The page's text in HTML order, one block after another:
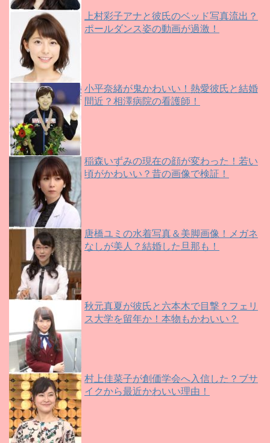
上村彩子アナと彼氏のベッド写真流出？
ポールダンス姿の動画が過激！
小平奈緒が鬼かわいい！熱愛彼氏と結婚
間近？相澤病院の看護師！
稲森いずみの現在の顔が変わった！若い
頃がかわいい？昔の画像で検証！
唐橋ユミの水着写真＆美脚画像！メガネ
なしが美人？結婚した旦那も！
秋元真夏が彼氏と六本木で目撃？フェリ
ス大学を留年か！本物もかわいい？
村上佳菜子が創価学会へ入信した？ブサ
イクから最近かわいい理由！